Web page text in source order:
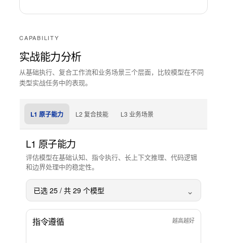
CAPABILITY
实战能力分析
从基础执行、复合工作流和业务场景三个层面，比较模型在不同
类型实战任务中的表现。
L1 原子能力 L2 复合技能 L3 业务场景
L1 原子能力
评估模型在基础认知、指令执行、长上下文推理、代码逻辑
和边界处理中的稳定性。
已选 25 / 共 29 个模型 ⌄
指令遵循 越高越好